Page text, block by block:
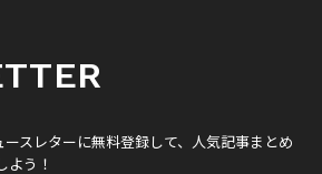
スレターに無料登録して、人気記事まとめ
よう！